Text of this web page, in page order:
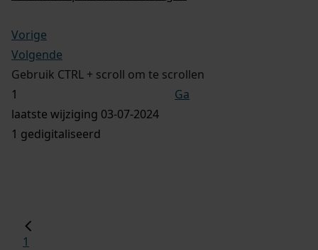
Vorige
Volgende
Gebruik CTRL + scroll om te scrollen
Ga
laatste wijziging 03-07-2024
1 gedigitaliseerd
1